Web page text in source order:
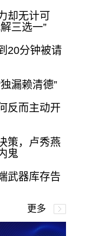
却无计可
三选一”
20分钟被请
漏赖清德”
反而主动开
策，卢秀燕
鬼
武器库存告
更多